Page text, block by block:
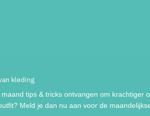
kleding
tips & tricks ontvangen om krachtiger
Meld je dan nu aan voor de